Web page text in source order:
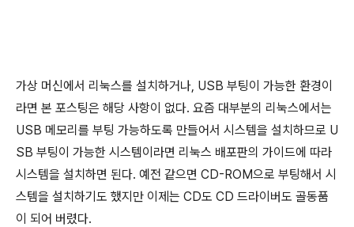
가상 머신에서 리눅스를 설치하거나, USB 부팅이 가능한 환경이
라면 본 포스팅은 해당 사항이 없다. 요즘 대부분의 리눅스에서는
USB 메모리를 부팅 가능하도록 만들어서 시스템을 설치하므로 U
SB 부팅이 가능한 시스템이라면 리눅스 배포판의 가이드에 따라
시스템을 설치하면 된다. 예전 같으면 CD-ROM으로 부팅해서 시
스템을 설치하기도 했지만 이제는 CD도 CD 드라이버도 골동품
이 되어 버렸다.